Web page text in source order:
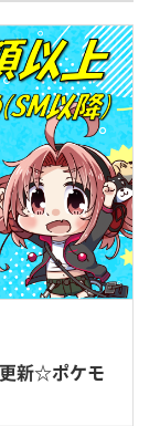
新☆ポケモ